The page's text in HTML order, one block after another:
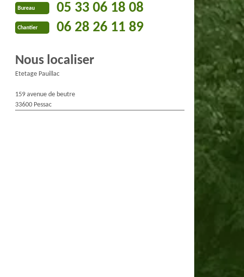
Bureau 05 33 06 18 08
Chantier 06 28 26 11 89
Nous localiser
Etetage Pauillac
159 avenue de beutre
33600 Pessac